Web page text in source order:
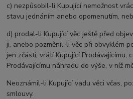
c) nezpůsobil-li Kupující nemožnost
stavu jednáním anebo opomenutím,
d) prodal-li Kupující věc ještě před
ji, anebo pozměnil-li věc při obvyklém
jen zčásti, vrátí Kupující Prodávajícímu,
Prodávajícímu náhradu do výše, v níž
Neoznámil-li Kupující vadu věci včas,
smlouvy.